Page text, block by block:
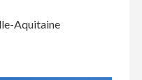
Aquitaine